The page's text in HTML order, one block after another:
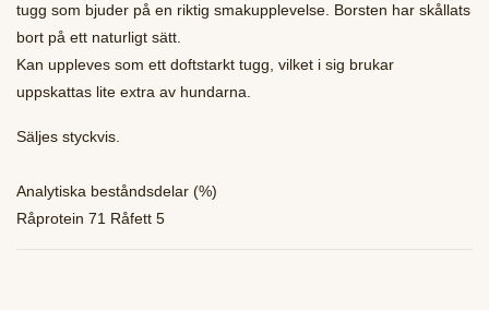
tugg som bjuder på en riktig smakupplevelse. Borsten har skållats
bort på ett naturligt sätt.
Kan uppleves som ett doftstarkt tugg, vilket i sig brukar
uppskattas lite extra av hundarna.
Säljes styckvis.
Analytiska beståndsdelar (%)
Råprotein 71 Råfett 5